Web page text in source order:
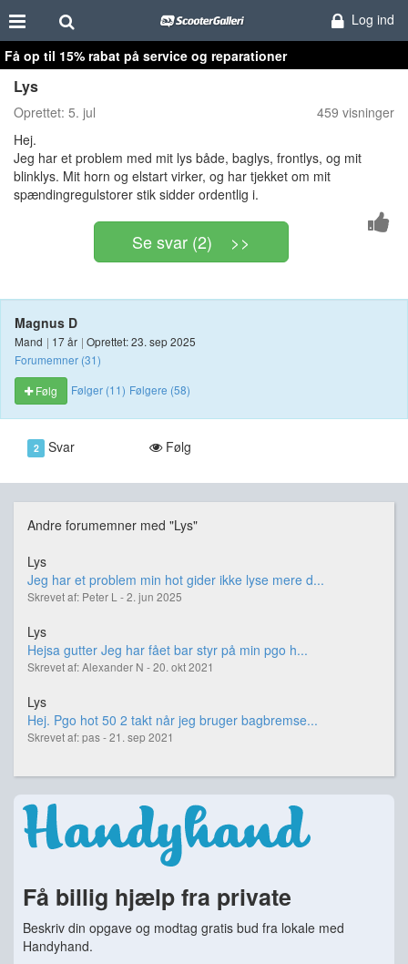
Log ind
Få op til 15% rabat på service og reparationer
Lys
Oprettet: 5. jul
459 visninger
Hej.
Jeg har et problem med mit lys både, baglys, frontlys, og mit
blinklys. Mit horn og elstart virker, og har tjekket om mit
spændingregulstorer stik sidder ordentlig i.
Se svar (2) >>
Magnus D
Mand | 17 år | Oprettet: 23. sep 2025
Forumemner (31)
Følg
Følger (11) Følgere (58)
2 Svar Følg
Andre forumemner med "Lys"
Lys
Jeg har et problem min hot gider ikke lyse mere d...
Skrevet af: Peter L - 2. jun 2025
Lys
Hejsa gutter Jeg har fået bar styr på min pgo h...
Skrevet af: Alexander N - 20. okt 2021
Lys
Hej. Pgo hot 50 2 takt når jeg bruger bagbremse...
Skrevet af: pas - 21. sep 2021
Få billig hjælp fra private
Beskriv din opgave og modtag gratis bud fra lokale med
Handyhand.